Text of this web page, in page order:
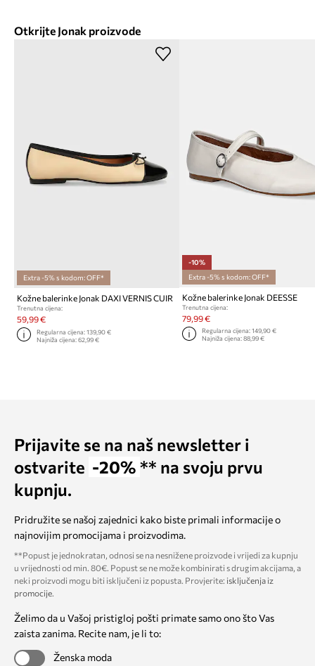
Otkrijte Jonak proizvode
Extra -5% s kodom: OFF*
Kožne balerinke Jonak DAXI VERNIS CUIR
Trenutna cijena:
59,99 €
Regularna cijena:139,90 €
Najniža cijena:62,99 €
-10%
Extra -5% s kodom: OFF*
Kožne balerinke Jonak DEESSE
Trenutna cijena:
79,99 €
Regularna cijena: 149,90 €
Najniža cijena: 88,99 €
Prijavite se na naš newsletter i
ostvarite -20% ** na svoju prvu
kupnju.
Pridružite se našoj zajednici kako biste primali informacije o
najnovijim promocijama i proizvodima.
**Popust je jednokratan, odnosi se na nesnižene proizvode i vrijedi za kupnju
u vrijednosti od min. 80€. Popust se ne može kombinirati s drugim akcijama, a
neki proizvodi mogu biti isključeni iz popusta. Provjerite: isključenja iz
promocije.
Želimo da u Vašoj pristigloj pošti primate samo ono što Vas
zaista zanima. Recite nam, je li to:
Ženska moda